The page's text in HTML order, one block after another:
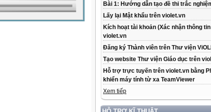
Bài 1: Hướng dẫn tạo đề thi trắc
Lấy lại Mật khẩu trên violet.vn
Kích hoạt tài khoản (Xác nhận thông
violet.vn
Đăng ký Thành viên trên Thư viện
Tạo website Thư viện Giáo dục trên
Hỗ trợ trực tuyến trên violet.vn bằng
khiển máy tính từ xa TeamViewer
Xem tiếp